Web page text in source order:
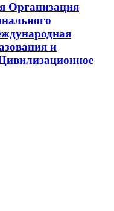
Организация
и